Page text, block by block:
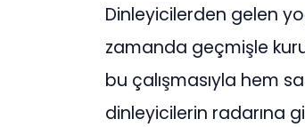
Dinleyicilerden gelen
zamanda geçmişle
bu çalışmasıyla hem
dinleyicilerin radarına